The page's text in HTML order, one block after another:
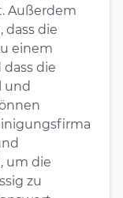
Außerdem
dass die
einem
die
und
um die
zu